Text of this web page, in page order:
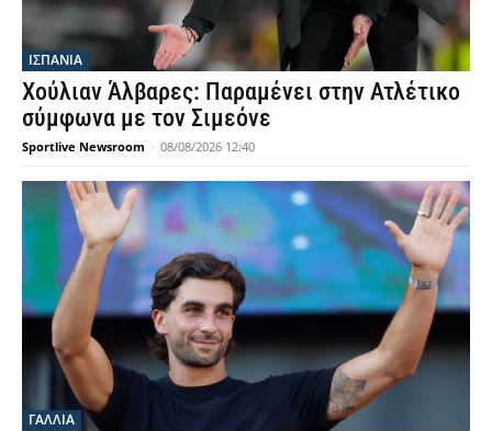
ΙΣΠΑΝΙΑ
Χούλιαν Άλβαρες: Παραμένει στην Ατλέτικο
σύμφωνα με τον Σιμεόνε
Sportlive Newsroom - 08/08/2026 12:40
ΓΑΛΛΙΑ